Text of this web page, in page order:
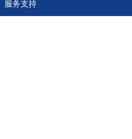
服务支持